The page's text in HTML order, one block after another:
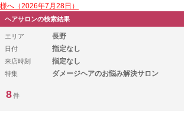
様へ（2026年7月28日）
ヘアサロンの検索結果
エリア 長野
日付 指定なし
来店時刻 指定なし
特集 ダメージヘアのお悩み解決サロン
8件